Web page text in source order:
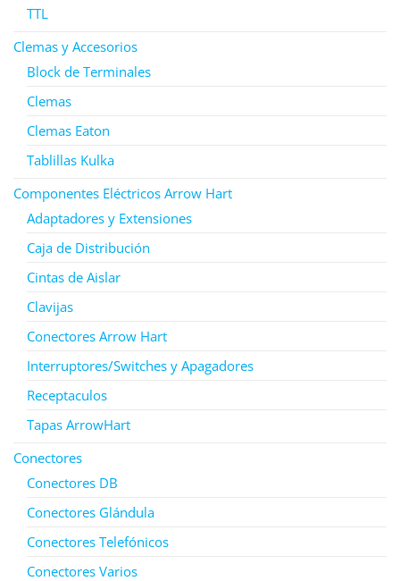
TTL
Clemas y Accesorios
Block de Terminales
Clemas
Clemas Eaton
Tablillas Kulka
Componentes Eléctricos Arrow Hart
Adaptadores y Extensiones
Caja de Distribución
Cintas de Aislar
Clavijas
Conectores Arrow Hart
Interruptores/Switches y Apagadores
Receptaculos
Tapas ArrowHart
Conectores
Conectores DB
Conectores Glándula
Conectores Telefónicos
Conectores Varios